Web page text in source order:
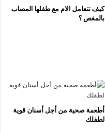
كيف تتعامل الام مع طفلها المصاب
بالمغص ؟
أطعمة صحية من أجل أسنان قوية
لطفلك